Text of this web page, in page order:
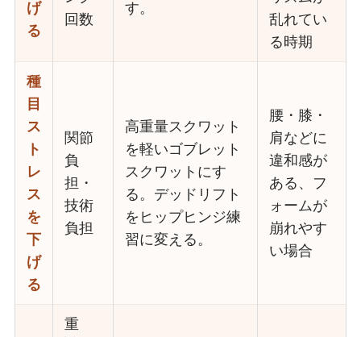
げ
る
回数
す。
乱れてい
る時期
種
目
ス
ト
レ
ス
を
下
げ
る
関節
負
担・
技術
負担
高重量スクワット
を軽いゴブレット
スクワットにす
る。デッドリフト
をヒップヒンジ練
習に変える。
腰・膝・
肩などに
違和感が
ある、フ
ォームが
崩れやす
い場合
重